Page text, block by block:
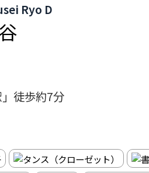
Ryo D
徒歩約7分